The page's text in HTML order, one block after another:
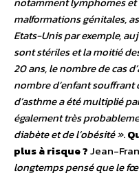
malformations génitales,
Etats-Unis par exemple,
sont stériles et la moitié
20 ans, le nombre de cas
nombre d’enfant souffrant
d’asthme a été multiplié
également très
diabète et de l’obésité ».
plus à risque ?Jean-
longtemps pensé que le